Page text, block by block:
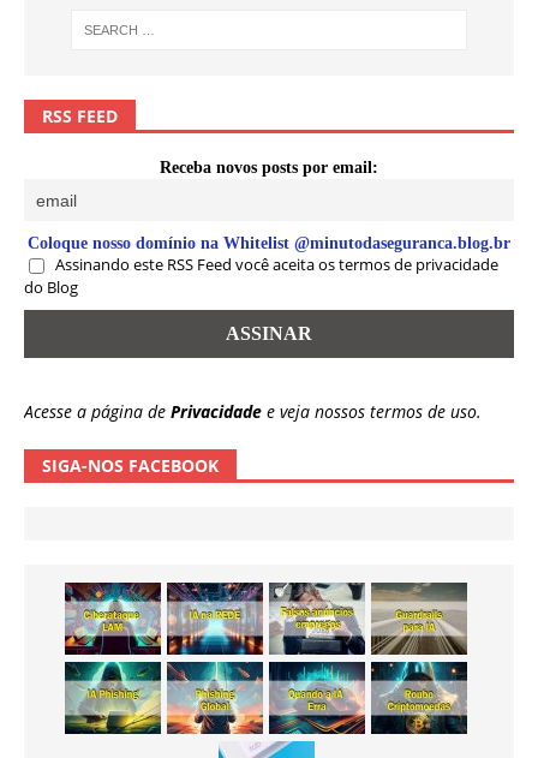
RSS FEED
Receba novos posts por email:
Coloque nosso domínio na Whitelist @minutodaseguranca.blog.br
Assinando este RSS Feed você aceita os termos de privacidade
do Blog
Acesse a página de Privacidade e veja nossos termos de uso.
SIGA-NOS FACEBOOK